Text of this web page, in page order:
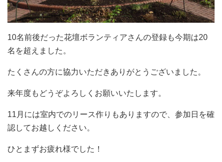
10名前後だった花壇ボランティアさんの登録も今期は20
名を超えました。
たくさんの方に協力いただきありがとうございました。
来年度もどうぞよろしくお願いいたします。
11月には室内でのリース作りもありますので、参加日を確
認してお越しください。
ひとまずお疲れ様でした！